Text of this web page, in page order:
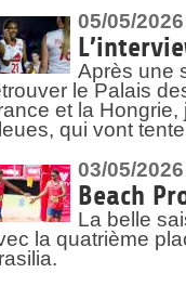
05/05/2026
Après une
le Palais
et la Hongrie,
qui vont
03/05/2026
Beach
La belle
la quatrième